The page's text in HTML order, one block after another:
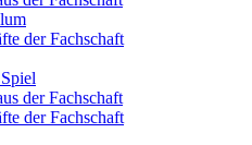
der Fachschaft
der Fachschaft
der Fachschaft